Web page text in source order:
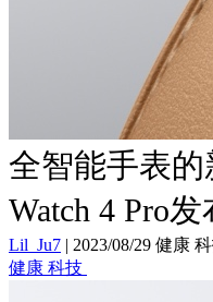
全智能手表
Watch 4 Pro发
Lil_Ju7 | 2023/08/29 健康
健康 科技